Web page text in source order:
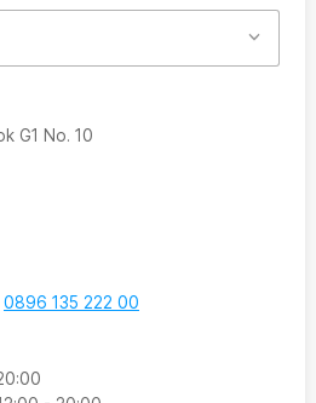
G1 No. 10
0896 135 222 00